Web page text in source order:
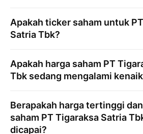
Apakah ticker saham untuk
Satria Tbk?
Apakah harga saham PT
Tbk sedang mengalami
Berapakah harga tertinggi
saham PT Tigaraksa Satria
dicapai?